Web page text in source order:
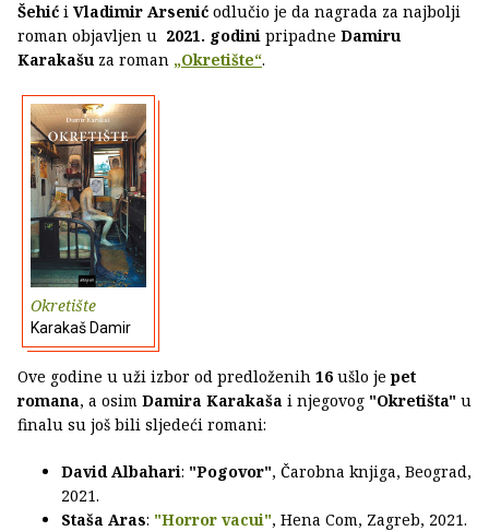
Šehić i Vladimir Arsenić odlučio je da nagrada za najbolji
roman objavljen u 2021. godini pripadne Damiru
Karakašu za roman „Okretište“.
Okretište
Karakaš Damir
Ove godine u uži izbor od predloženih 16 ušlo je pet
romana, a osim Damira Karakaša i njegovog "Okretišta" u
finalu su još bili sljedeći romani:
David Albahari: "Pogovor", Čarobna knjiga, Beograd,
2021.
Staša Aras: "Horror vacui", Hena Com, Zagreb, 2021.